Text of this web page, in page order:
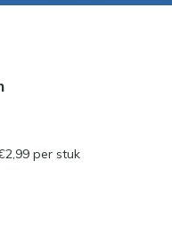
per stuk